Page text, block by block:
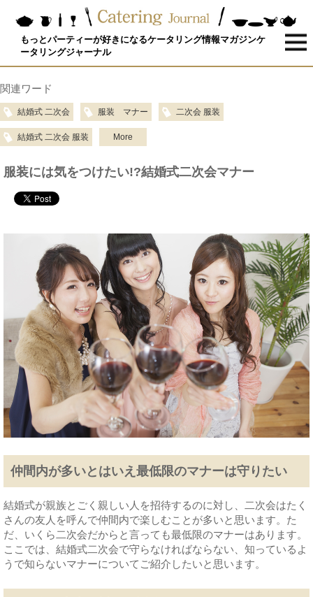
もっとパーティーが好きになるケータリング情報マガジンケ
ータリングジャーナル
関連ワード
結婚式 二次会 服装 マナー 二次会 服装
結婚式 二次会 服装 More
服装には気をつけたい!?結婚式二次会マナー
仲間内が多いとはいえ最低限のマナーは守りたい
結婚式が親族とごく親しい人を招待するのに対し、二次会はたく
さんの友人を呼んで仲間内で楽しむことが多いと思います。た
だ、いくら二次会だからと言っても最低限のマナーはあります。
ここでは、結婚式二次会で守らなければならない、知っているよ
うで知らないマナーについてご紹介したいと思います。